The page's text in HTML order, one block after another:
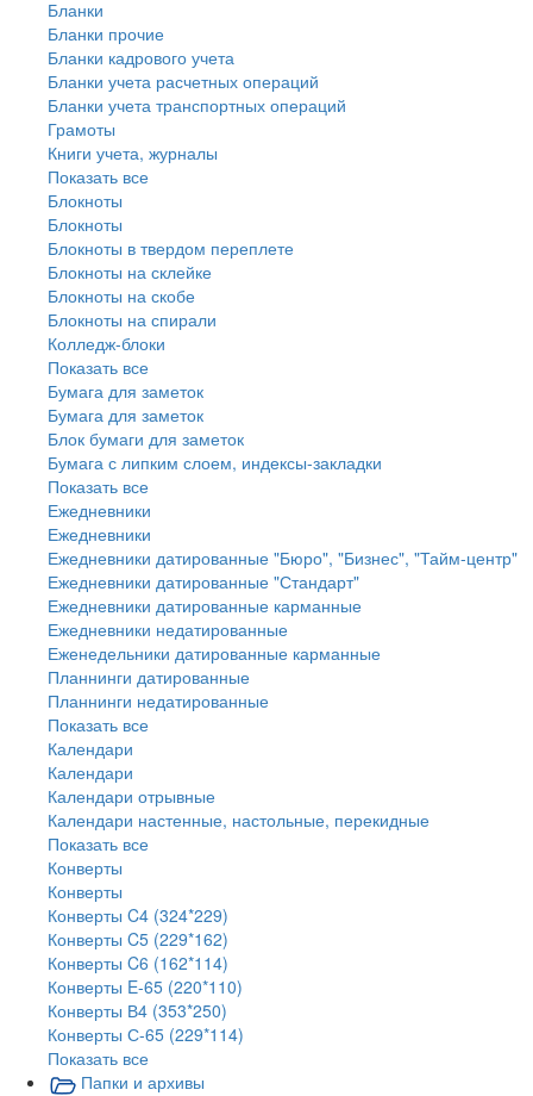
Бланки
Бланки прочие
Бланки кадрового учета
Бланки учета расчетных операций
Бланки учета транспортных операций
Грамоты
Книги учета, журналы
Показать все
Блокноты
Блокноты
Блокноты в твердом переплете
Блокноты на склейке
Блокноты на скобе
Блокноты на спирали
Колледж-блоки
Показать все
Бумага для заметок
Бумага для заметок
Блок бумаги для заметок
Бумага с липким слоем, индексы-закладки
Показать все
Ежедневники
Ежедневники
Ежедневники датированные "Бюро", "Бизнес", "Тайм-центр"
Ежедневники датированные "Стандарт"
Ежедневники датированные карманные
Ежедневники недатированные
Еженедельники датированные карманные
Планнинги датированные
Планнинги недатированные
Показать все
Календари
Календари
Календари отрывные
Календари настенные, настольные, перекидные
Показать все
Конверты
Конверты
Конверты C4 (324*229)
Конверты C5 (229*162)
Конверты C6 (162*114)
Конверты E-65 (220*110)
Конверты В4 (353*250)
Конверты С-65 (229*114)
Показать все
Папки и архивы